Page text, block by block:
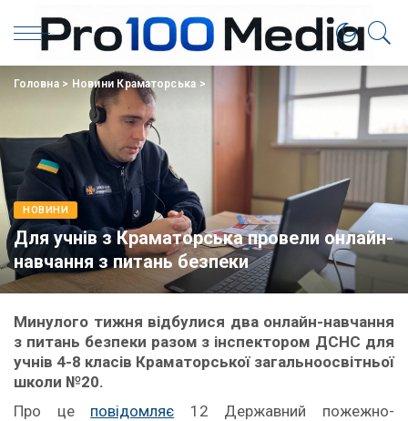
Головна> Новини Краматорська >
НОВИНИ
Для учнів з Краматорська провели онлайн-
навчання з питань безпеки
Минулого тижня відбулися два онлайн-навчання
з питань безпеки разом з інспектором ДСНС для
учнів 4-8 класів Краматорської загальноосвітньої
школи №20.
Про це повідомляє 12 Державний пожежно-